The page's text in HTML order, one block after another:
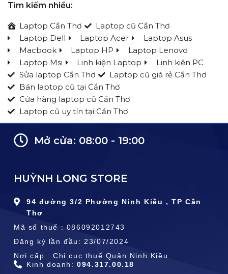
Tìm kiếm nhiều:
Laptop Cần Thơ
Laptop cũ Cần Thơ
Laptop Dell
Laptop Acer
Laptop Asus
Macbook
Laptop HP
Laptop Lenovo
Laptop Msi
Linh kiện Laptop
Linh kiện PC
Sửa laptop Cần Thơ
Laptop cũ giá rẻ Cần Thơ
Bán laptop cũ tại Cần Thơ
Cửa hàng laptop cũ Cần Thơ
Laptop cũ uy tín tại Cần Thơ
Mở cửa: 08:00 - 19:00
HUỲNH LONG STORE
94 đường 3/2 Phường Ninh Kiều , TP Cần
Thơ
Mã số thuế : 086092012743
Đăng ký lần đầu: 23/07/2024
Nơi cấp : Chi cục thuế Quận Ninh Kiều
Kinh doanh:094.317.00.18